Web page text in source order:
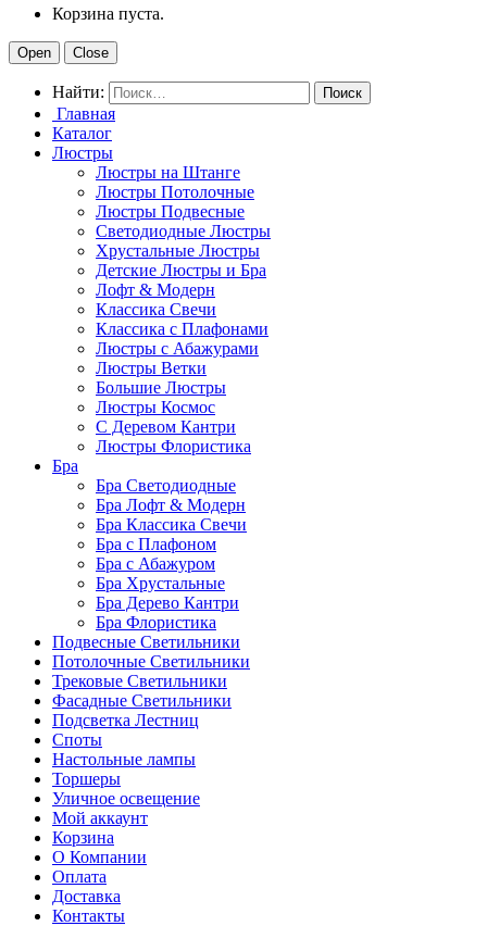
Корзина пуста.
Open Close
Найти:
Главная
Каталог
Люстры
Люстры на Штанге
Люстры Потолочные
Люстры Подвесные
Светодиодные Люстры
Хрустальные Люстры
Детские Люстры и Бра
Лофт & Модерн
Классика Свечи
Классика с Плафонами
Люстры с Абажурами
Люстры Ветки
Большие Люстры
Люстры Космос
С Деревом Кантри
Люстры Флористика
Бра
Бра Светодиодные
Бра Лофт & Модерн
Бра Классика Свечи
Бра с Плафоном
Бра с Абажуром
Бра Хрустальные
Бра Дерево Кантри
Бра Флористика
Подвесные Светильники
Потолочные Светильники
Трековые Светильники
Фасадные Светильники
Подсветка Лестниц
Споты
Настольные лампы
Торшеры
Уличное освещение
Мой аккаунт
Корзина
О Компании
Оплата
Доставка
Контакты